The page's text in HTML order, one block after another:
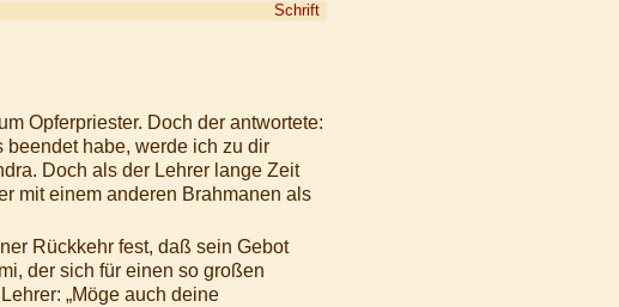
Schrift
Opferpriester. Doch der antwortete:
beendet habe, werde ich zu dir
Doch als der Lehrer lange Zeit
mit einem anderen Brahmanen als
Rückkehr fest, daß sein Gebot
der sich für einen so großen
„Möge auch deine